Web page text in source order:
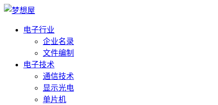
电子行业
企业名录
文件编制
电子技术
通信技术
显示光电
单片机